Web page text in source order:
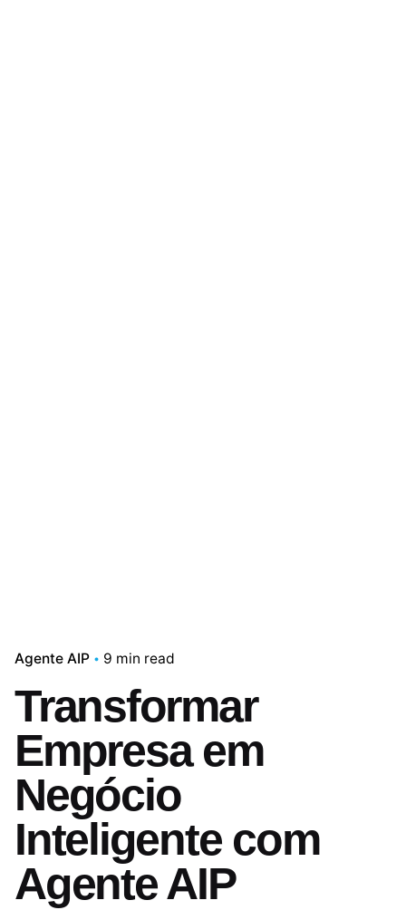
Agente AIP 9 min read
Transformar
Empresa em
Negócio
Inteligente com
Agente AIP